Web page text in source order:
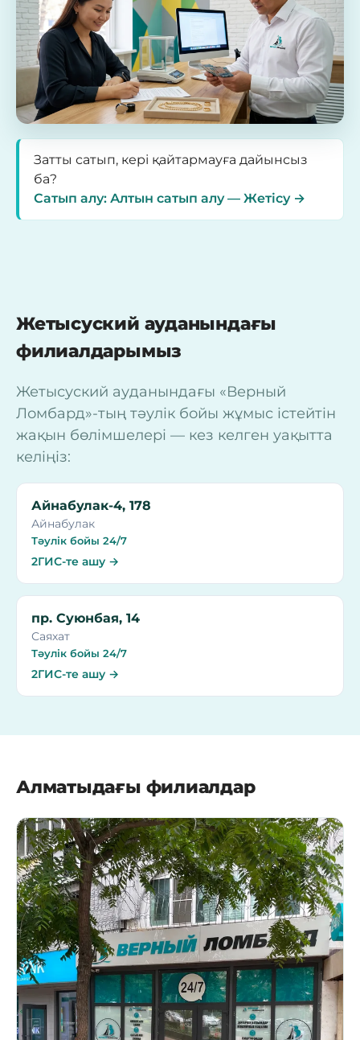
Затты сатып, кері қайтармауға дайынсыз
ба?
Сатып алу: Алтын сатып алу — Жетісу →
Жетысуский ауданындағы
филиалдарымыз
Жетысуский ауданындағы «Верный
Ломбард»-тың тәулік бойы жұмыс істейтін
жақын бөлімшелері — кез келген уақытта
келіңіз:
Айнабулак-4, 178
Айнабулак
Тәулік бойы 24/7
2ГИС-те ашу →
пр. Суюнбая, 14
Саяхат
Тәулік бойы 24/7
2ГИС-те ашу →
Алматыдағы филиалдар